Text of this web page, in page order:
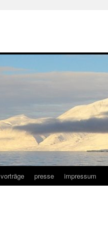
vorträge presse impressum